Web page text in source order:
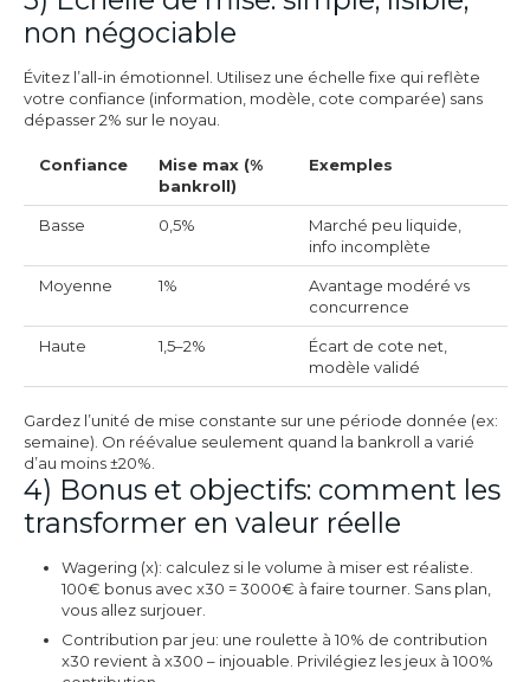
non négociable
Évitez l’all-in émotionnel. Utilisez une échelle fixe qui reflète
votre confiance (information, modèle, cote comparée) sans
dépasser 2% sur le noyau.
Confiance
Mise max (%
bankroll)
Exemples
Basse 0,5%
Marché peu liquide,
info incomplète
Moyenne 1%
Avantage modéré vs
concurrence
Haute 1,5–2%
Écart de cote net,
modèle validé
Gardez l’unité de mise constante sur une période donnée (ex:
semaine). On réévalue seulement quand la bankroll a varié
d’au moins ±20%.
4) Bonus et objectifs: comment les
transformer en valeur réelle
Wagering (x): calculez si le volume à miser est réaliste.
100€ bonus avec x30 = 3000€ à faire tourner. Sans plan,
vous allez surjouer.
Contribution par jeu: une roulette à 10% de contribution
x30 revient à x300 – injouable. Privilégiez les jeux à 100%